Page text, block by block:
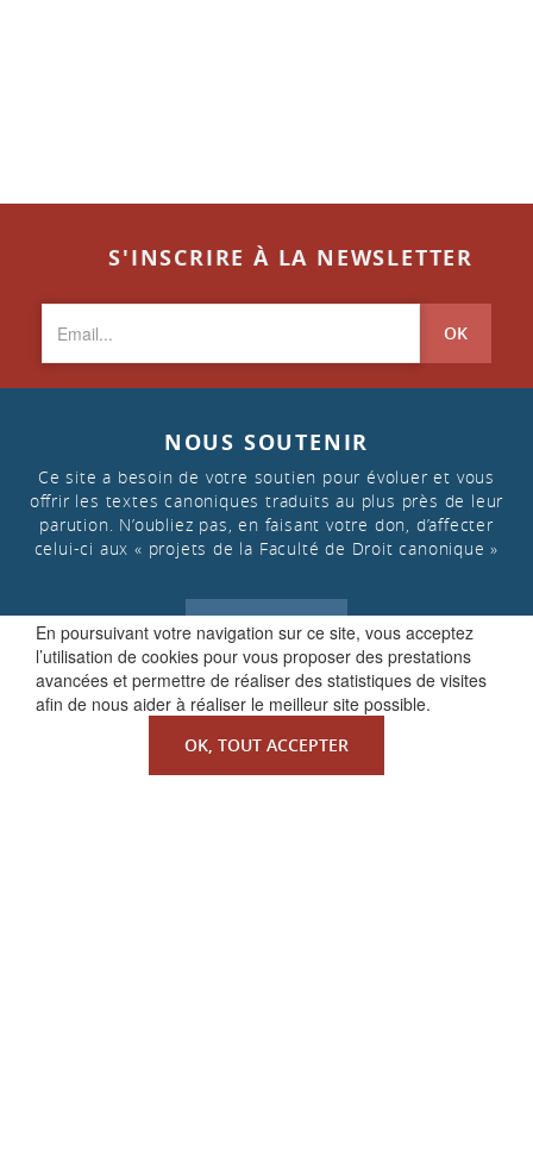
En poursuivant votre navigation sur ce site, vous acceptez
l’utilisation de cookies pour vous proposer des prestations
avancées et permettre de réaliser des statistiques de visites
afin de nous aider à réaliser le meilleur site possible.
OK, TOUT ACCEPTER
S'INSCRIRE À LA NEWSLETTER
OK
NOUS SOUTENIR
Ce site a besoin de votre soutien pour évoluer et vous
offrir les textes canoniques traduits au plus près de leur
parution. N’oubliez pas, en faisant votre don, d’affecter
celui-ci aux « projets de la Faculté de Droit canonique »
FAIRE UN DON